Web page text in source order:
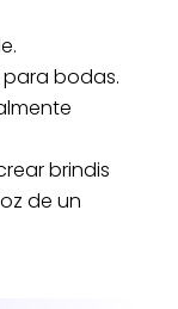
bodas.
brindis
de un